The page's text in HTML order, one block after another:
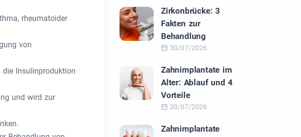
rheumatoider
von
die Insulinproduktion
und wird zur
Zirkonbrücke: 3
Fakten zur
Behandlung
30/07/2026
Zahnimplantate im
Alter: Ablauf und 4
Vorteile
30/07/2026
Zahnimplantate